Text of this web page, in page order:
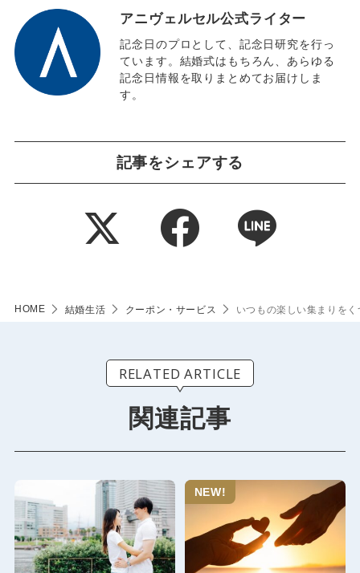
アニヴェルセル公式ライター
記念日のプロとして、記念日研究を行っ
ています。結婚式はもちろん、あらゆる
記念日情報を取りまとめてお届けしま
す。
記事をシェアする
HOME 結婚生活 クーポン・サービス いつもの楽しい集まりを
RELATED ARTICLE
関連記事
NEW!